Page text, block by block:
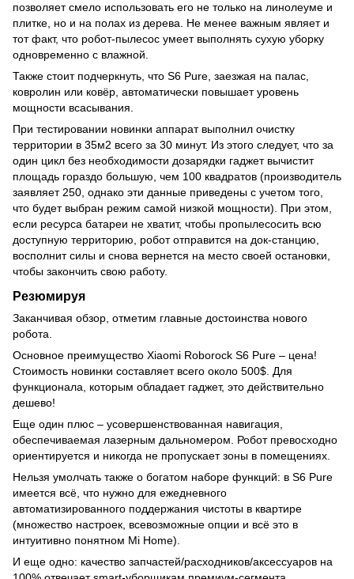
позволяет смело использовать его не только на линолеуме и
плитке, но и на полах из дерева. Не менее важным являет и
тот факт, что робот-пылесос умеет выполнять сухую уборку
одновременно с влажной.
Также стоит подчеркнуть, что S6 Pure, заезжая на палас,
ковролин или ковёр, автоматически повышает уровень
мощности всасывания.
При тестировании новинки аппарат выполнил очистку
территории в 35м2 всего за 30 минут. Из этого следует, что за
один цикл без необходимости дозарядки гаджет вычистит
площадь гораздо большую, чем 100 квадратов (производитель
заявляет 250, однако эти данные приведены с учетом того,
что будет выбран режим самой низкой мощности). При этом,
если ресурса батареи не хватит, чтобы пропылесосить всю
доступную территорию, робот отправится на док-станцию,
восполнит силы и снова вернется на место своей остановки,
чтобы закончить свою работу.
Резюмируя
Заканчивая обзор, отметим главные достоинства нового
робота.
Основное преимущество Xiaomi Roborock S6 Pure – цена!
Стоимость новинки составляет всего около 500$. Для
функционала, которым обладает гаджет, это действительно
дешево!
Еще один плюс – усовершенствованная навигация,
обеспечиваемая лазерным дальномером. Робот превосходно
ориентируется и никогда не пропускает зоны в помещениях.
Нельзя умолчать также о богатом наборе функций: в S6 Pure
имеется всё, что нужно для ежедневного
автоматизированного поддержания чистоты в квартире
(множество настроек, всевозможные опции и всё это в
интуитивно понятном Mi Home).
И еще одно: качество запчастей/расходников/аксессуаров на